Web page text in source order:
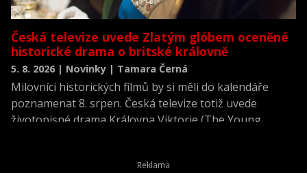
Česká televize uvede Zlatým glóbem oceněné
historické drama o britské královně
5. 8. 2026 | Novinky | Tamara Černá
Milovníci historických filmů by si měli do kalendáře
poznamenat 8. srpen. Česká televize totiž uvede
životopisné drama Královna Viktorie (The Young